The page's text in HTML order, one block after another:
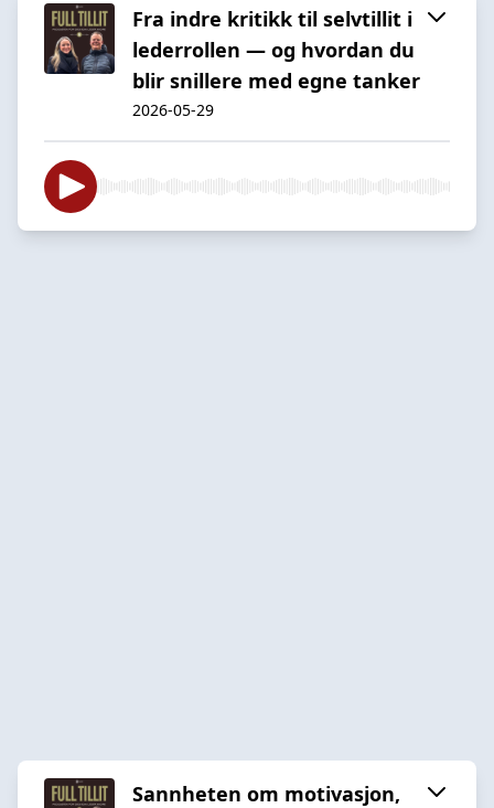
Fra indre kritikk til selvtillit i
lederrollen — og hvordan du
blir snillere med egne tanker
2026-05-29
Sannheten om motivasjon,